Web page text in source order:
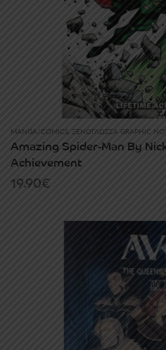
MANGA/COMICS, ΞΕΝΌΓΛΩΣΣΑ GRAPHIC
Amazing Spider-Man By
Achievement
19.90€